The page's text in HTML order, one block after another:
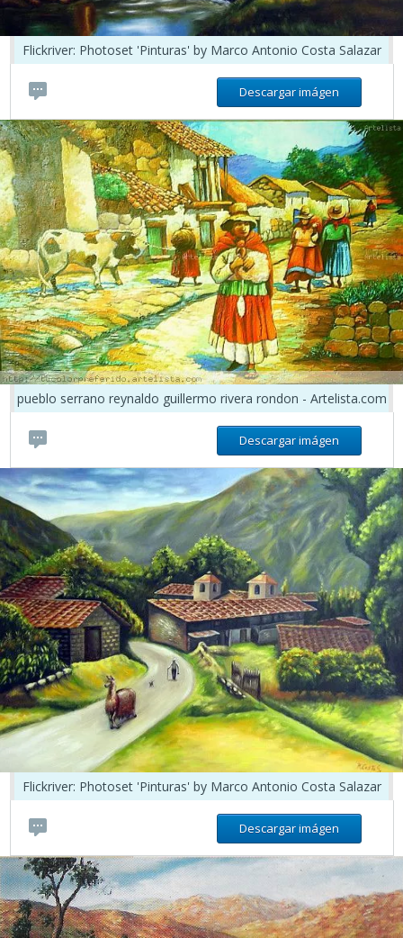
Flickriver: Photoset 'Pinturas' by Marco Antonio Costa Salazar
Descargar imágen
pueblo serrano reynaldo guillermo rivera rondon - Artelista.com
Descargar imágen
Flickriver: Photoset 'Pinturas' by Marco Antonio Costa Salazar
Descargar imágen